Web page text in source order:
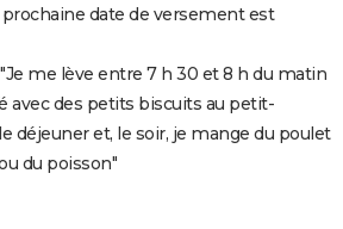
date de versement est
"Je me lève entre 7 h 30 et 8 h du matin
avec des petits biscuits au petit-
déjeuner et, le soir, je mange du poulet
du poisson"